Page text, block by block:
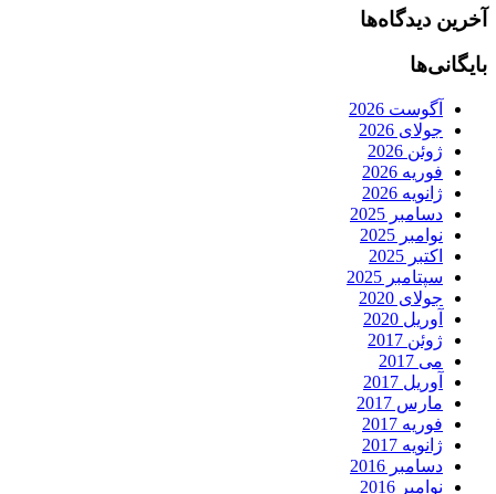
آخرین دیدگاه‌ها
بایگانی‌ها
آگوست 2026
جولای 2026
ژوئن 2026
فوریه 2026
ژانویه 2026
دسامبر 2025
نوامبر 2025
اکتبر 2025
سپتامبر 2025
جولای 2020
آوریل 2020
ژوئن 2017
می 2017
آوریل 2017
مارس 2017
فوریه 2017
ژانویه 2017
دسامبر 2016
نوامبر 2016